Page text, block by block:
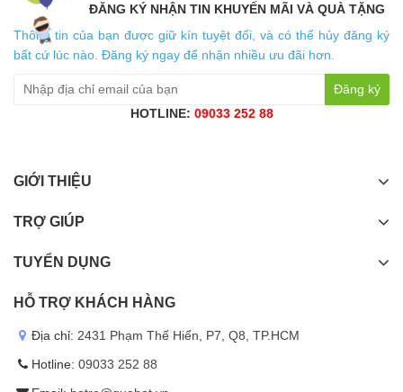
ĐĂNG KÝ NHẬN TIN KHUYẾN MÃI VÀ QUÀ TẶNG
Thông tin của bạn được giữ kín tuyệt đối, và có thể hủy đăng ký
bất cứ lúc nào. Đăng ký ngay để nhận nhiều ưu đãi hơn.
Đăng ký
HOTLINE: 09033 252 88
GIỚI THIỆU
TRỢ GIÚP
TUYỂN DỤNG
HỖ TRỢ KHÁCH HÀNG
Địa chỉ: 2431 Phạm Thế Hiển, P7, Q8, TP.HCM
Hotline: 09033 252 88